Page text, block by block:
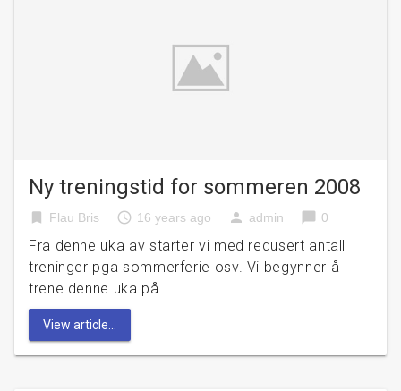
Ny treningstid for sommeren 2008
bookmark Flau Bris access_time 16 years ago person admin chat_bubble 0
Fra denne uka av starter vi med redusert antall
treninger pga sommerferie osv. Vi begynner å
trene denne uka på …
View article...